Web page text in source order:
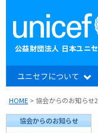
ユニセフについて
HOME > 協会からのお知らせ
協会からのお知らせ